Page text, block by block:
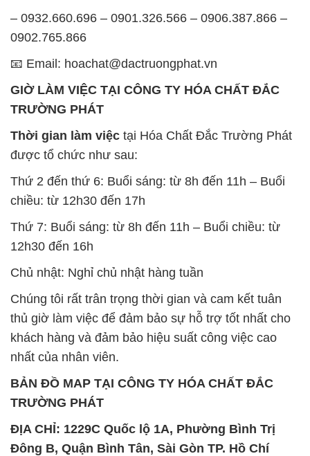
– 0932.660.696 – 0901.326.566 – 0906.387.866 –
0902.765.866
📧 Email: hoachat@dactruongphat.vn
GIỜ LÀM VIỆC TẠI CÔNG TY HÓA CHẤT ĐẮC
TRƯỜNG PHÁT
Thời gian làm việc tại Hóa Chất Đắc Trường Phát
được tổ chức như sau:
Thứ 2 đến thứ 6: Buổi sáng: từ 8h đến 11h – Buổi
chiều: từ 12h30 đến 17h
Thứ 7: Buổi sáng: từ 8h đến 11h – Buổi chiều: từ
12h30 đến 16h
Chủ nhật: Nghỉ chủ nhật hàng tuần
Chúng tôi rất trân trọng thời gian và cam kết tuân
thủ giờ làm việc để đảm bảo sự hỗ trợ tốt nhất cho
khách hàng và đảm bảo hiệu suất công việc cao
nhất của nhân viên.
BẢN ĐỒ MAP TẠI CÔNG TY HÓA CHẤT ĐẮC
TRƯỜNG PHÁT
ĐỊA CHỈ: 1229C Quốc lộ 1A, Phường Bình Trị
Đông B, Quận Bình Tân, Sài Gòn TP. Hồ Chí